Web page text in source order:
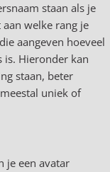
staan als je
welke rang je
aangeven hoeveel
is. Hieronder kan
staan, beter
uniek of
je een avatar